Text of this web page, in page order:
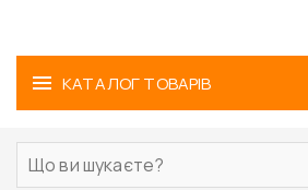
КАТАЛОГ ТОВАРІВ